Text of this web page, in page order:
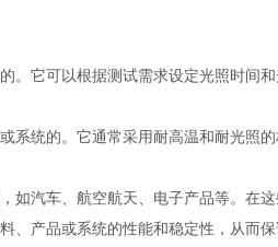
它可以根据测试需求设定光照时间和
统的。它通常采用耐高温和耐光照的
汽车、航空航天、电子产品等。在
、产品或系统的性能和稳定性，从而保